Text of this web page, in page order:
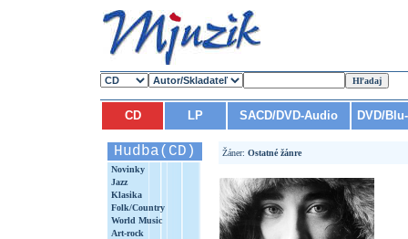
CD LP SACD/DVD-Audio DVD/
Hudba(CD)
Novinky
Jazz
Klasika
Folk/Country
World Music
Art-rock
Žáner: Ostatné žánre